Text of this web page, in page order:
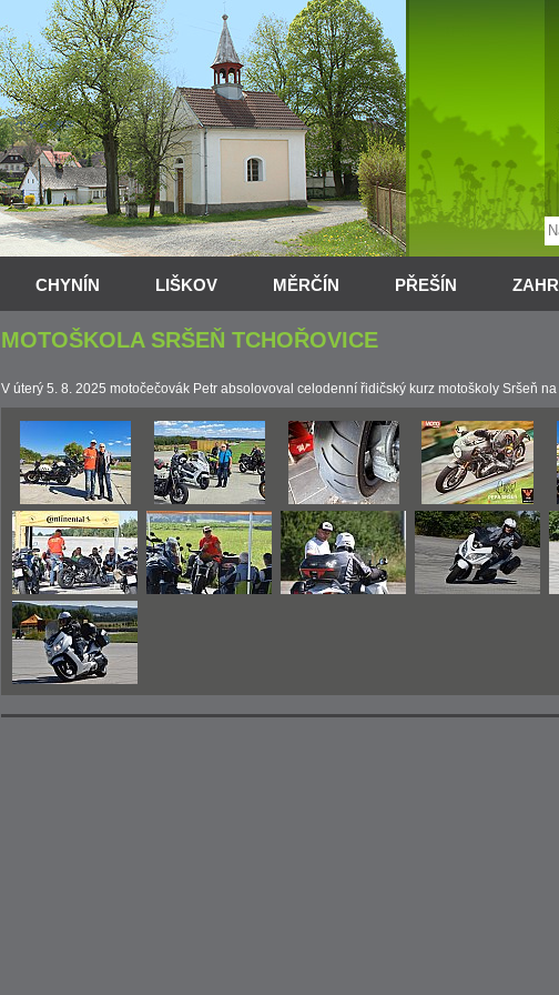
CHYNÍN LIŠKOV MĚRČÍN PŘEŠÍN
MOTOŠKOLA SRŠEŇ TCHOŘOVICE
V úterý 5. 8. 2025 motočečovák Petr absolovoval celodenní řidičský kurz motoškoly Sršeň